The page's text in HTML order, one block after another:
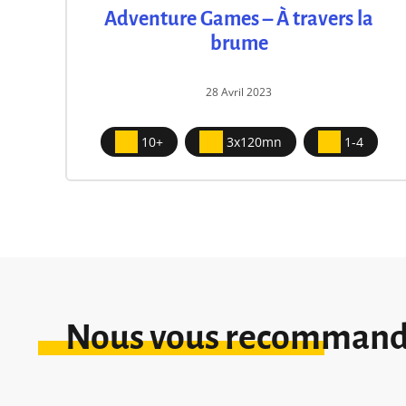
Adventure Games – À travers la
brume
28 Avril 2023
10+ 3x120mn 1-4
Nous vous